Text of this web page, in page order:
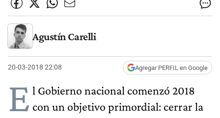
Agustín Carelli
20-03-2018 22:08 Agregar PERFIL en Google
E l Gobierno nacional comenzó 2018
con un objetivo primordial: cerrar la